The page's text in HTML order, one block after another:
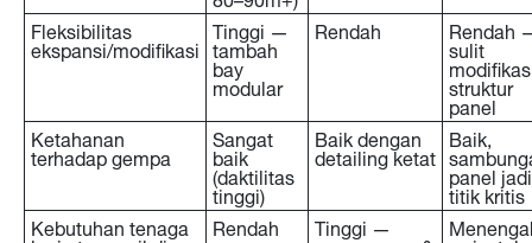
Fleksibilitas
ekspansi/modifikasi
Tinggi —
tambah
bay
modular
Rendah Rendah
sulit
struktur
panel
Ketahanan
terhadap gempa
Sangat
baik
(daktilitas
tinggi)
Baik dengan
detailing ketat
Baik,
panel jadi
titik kritis
Kebutuhan tenaga
Rendah Tinggi —